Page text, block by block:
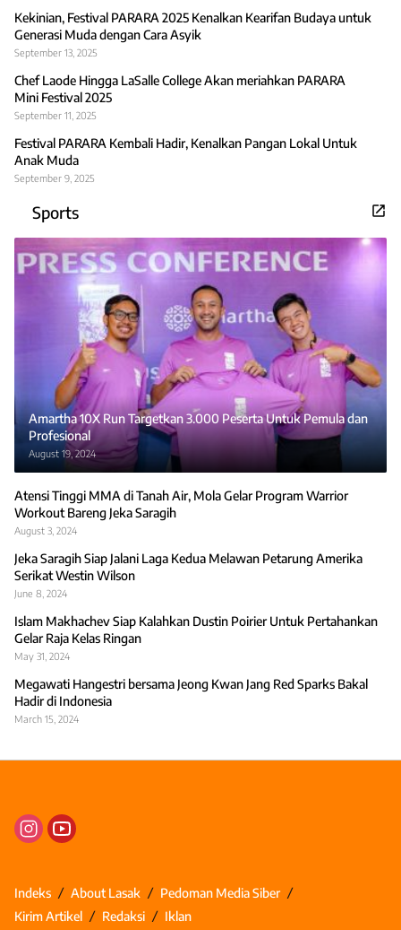
Kekinian, Festival PARARA 2025 Kenalkan Kearifan Budaya untuk
Generasi Muda dengan Cara Asyik
September 13, 2025
Chef Laode Hingga LaSalle College Akan meriahkan PARARA
Mini Festival 2025
September 11, 2025
Festival PARARA Kembali Hadir, Kenalkan Pangan Lokal Untuk
Anak Muda
September 9, 2025
Sports
Amartha 10X Run Targetkan 3.000 Peserta Untuk Pemula dan
Profesional
August 19, 2024
Atensi Tinggi MMA di Tanah Air, Mola Gelar Program Warrior
Workout Bareng Jeka Saragih
August 3, 2024
Jeka Saragih Siap Jalani Laga Kedua Melawan Petarung Amerika
Serikat Westin Wilson
June 8, 2024
Islam Makhachev Siap Kalahkan Dustin Poirier Untuk Pertahankan
Gelar Raja Kelas Ringan
May 31, 2024
Megawati Hangestri bersama Jeong Kwan Jang Red Sparks Bakal
Hadir di Indonesia
March 15, 2024
Indeks About Lasak
Pedoman Media Siber
Kirim Artikel
Redaksi Iklan